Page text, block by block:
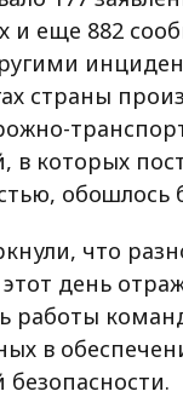
и еще 882
страны
в которых
обошлось
что
день
работы
в